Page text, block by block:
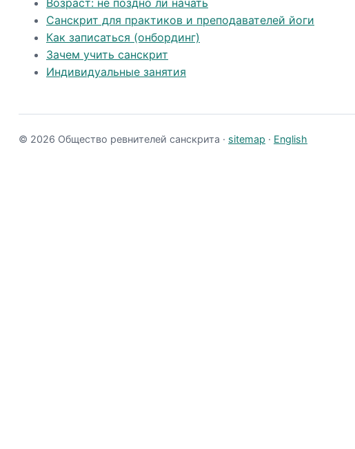
Санскрит для практиков и преподавателей йоги
Как записаться (онбординг)
Зачем учить санскрит
Индивидуальные занятия
© 2026 Общество ревнителей санскрита · sitemap · English